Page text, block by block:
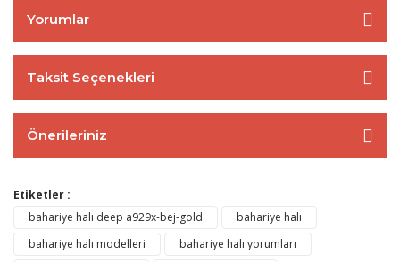
Yorumlar
Taksit Seçenekleri
Önerileriniz
Etiketler :
bahariye halı deep a929x-bej-gold
bahariye halı
bahariye halı modelleri
bahariye halı yorumları